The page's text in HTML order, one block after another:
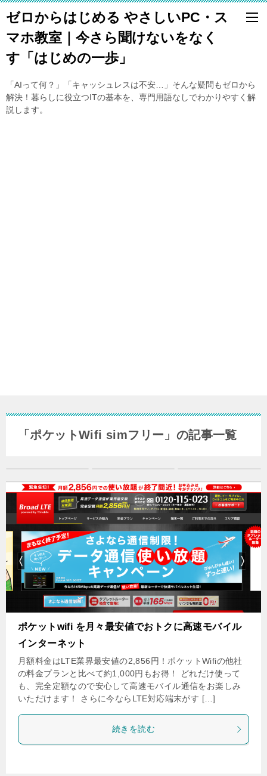
ゼロからはじめる やさしいPC・ス
マホ教室｜今さら聞けないをなく
す「はじめの一歩」
「AIって何？」「キャッシュレスは不安…」そんな疑問もゼロから
解決！暮らしに役立つITの基本を、専門用語なしでわかりやすく解
説します。
「ポケットWifi simフリー」の記事一覧
ポケットwifi を月々最安値でおトクに高速モバイル
インターネット
月額料金はLTE業界最安値の2,856円！ポケットWifiの他社
の料金プランと比べて約1,000円もお得！ どれだけ使って
も、完全定額なので安心して高速モバイル通信をお楽しみ
いただけます！ さらに今ならLTE対応端末がす […]
続きを読む